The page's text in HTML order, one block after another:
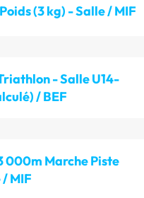
Poids (3 kg) - Salle / MIF
- Salle U14-
/ BEF
000m Marche Piste
MIF